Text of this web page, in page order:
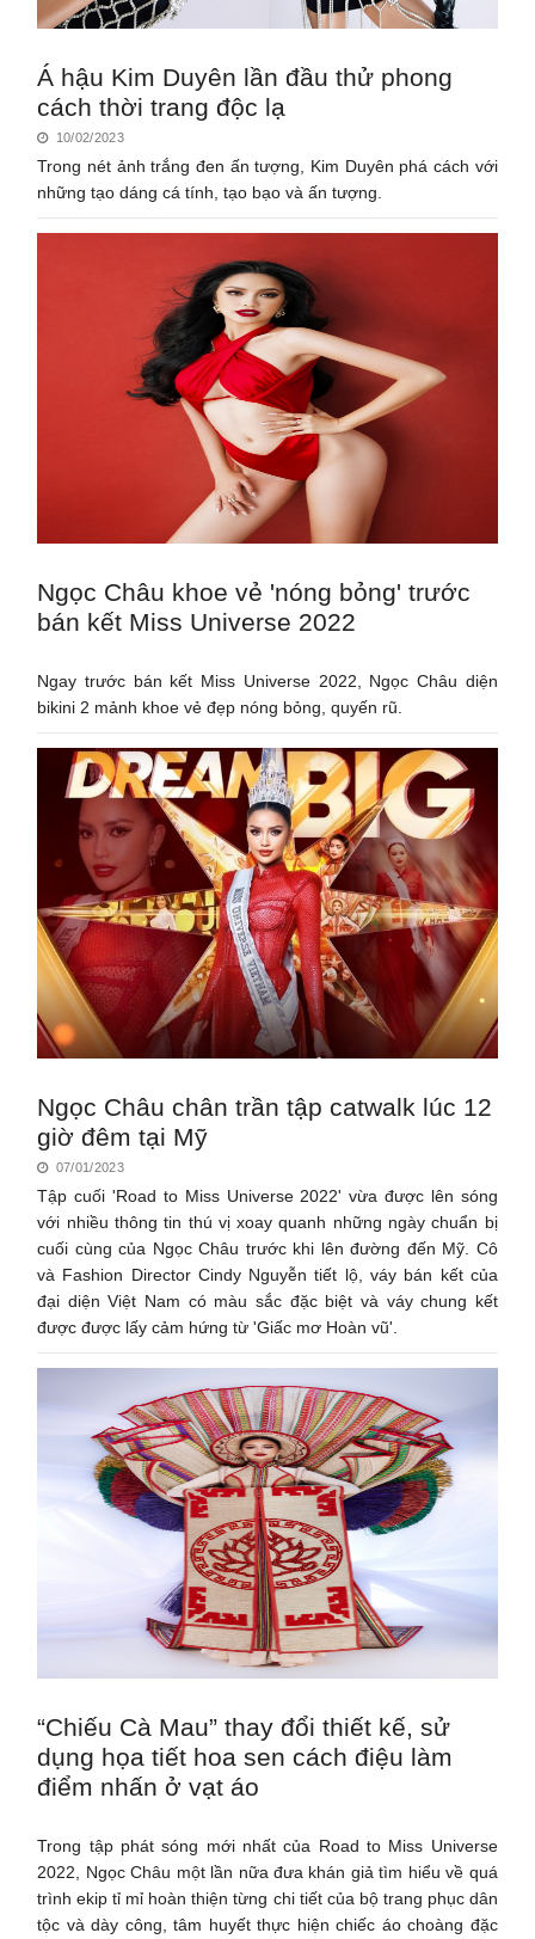
Á hậu Kim Duyên lần đầu thử phong
cách thời trang độc lạ
10/02/2023
Trong nét ảnh trắng đen ấn tượng, Kim Duyên phá cách với
những tạo dáng cá tính, tạo bạo và ấn tượng.
Ngọc Châu khoe vẻ 'nóng bỏng' trước
bán kết Miss Universe 2022
Ngay trước bán kết Miss Universe 2022, Ngọc Châu diện
bikini 2 mảnh khoe vẻ đẹp nóng bỏng, quyến rũ.
Ngọc Châu chân trần tập catwalk lúc 12
giờ đêm tại Mỹ
07/01/2023
Tập cuối 'Road to Miss Universe 2022' vừa được lên sóng
với nhiều thông tin thú vị xoay quanh những ngày chuẩn bị
cuối cùng của Ngọc Châu trước khi lên đường đến Mỹ. Cô
và Fashion Director Cindy Nguyễn tiết lộ, váy bán kết của
đại diện Việt Nam có màu sắc đặc biệt và váy chung kết
được được lấy cảm hứng từ 'Giấc mơ Hoàn vũ'.
“Chiếu Cà Mau” thay đổi thiết kế, sử
dụng họa tiết hoa sen cách điệu làm
điểm nhấn ở vạt áo
Trong tập phát sóng mới nhất của Road to Miss Universe
2022, Ngọc Châu một lần nữa đưa khán giả tìm hiểu về quá
trình ekip tỉ mỉ hoàn thiện từng chi tiết của bộ trang phục dân
tộc và dày công, tâm huyết thực hiện chiếc áo choàng đặc